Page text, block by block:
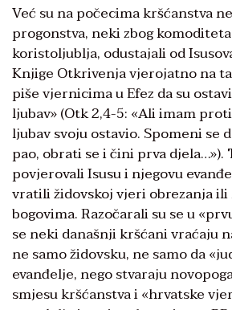
Već su na počecima kršćanstva
progonstva, neki zbog
koristoljublja, odustajali od
Knjige Otkrivenja vjerojatno na
piše vjernicima u Efez da su
ljubav» (Otk 2,4-5: «Ali imam
ljubav svoju ostavio. Spomeni se
pao, obrati se i čini prva djela…»).
povjerovali Isusu i njegovu
vratili židovskoj vjeri obrezanja
bogovima. Razočarali su se u
se neki današnji kršćani vraćaju
ne samo židovsku, ne samo da
evanđelje, nego stvaraju
smjesu kršćanstva i «hrvatske